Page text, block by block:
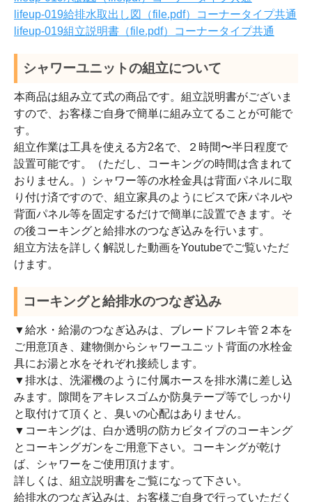
lifeup-019給排水取出し図（file.pdf）コーナータイプ共通
lifeup-019組立説明書（file.pdf）コーナータイプ共通
シャワーユニットの組立について
本商品は組み立て式の商品です。組立説明書がございま
すので、お客様ご自身で簡単に組み立てることが可能で
す。
組立作業は工具を使える方2名で、２時間〜半日程度で
設置可能です。（ただし、コーキングの時間は含まれて
おりません。）シャワー等の水栓金具は背面パネルに取
り付け済ですので、組立家具のようにビスで床パネルや
背面パネル等を固定するだけで簡単に設置できます。そ
の後コーキングと給排水のつなぎ込みを行います。
組立方法を詳しく解説した動画をYoutubeでご覧いただ
けます。
コーキングと給排水のつなぎ込み
▼給水・給湯のつなぎ込みは、ブレードフレキ管２本を
ご用意頂き、建物側からシャワーユニット背面の水栓金
具にお湯と水をそれぞれ接続します。
▼排水は、洗濯機のように付属ホースを排水溝に差し込
みます。隙間をアキレスゴムか防臭テープ等でしっかり
と取付けて頂くと、臭いの心配はありません。
▼コーキングは、白か透明の防カビタイプのコーキング
とコーキングガンをご用意下さい。コーキングが乾け
ば、シャワーをご使用頂けます。
詳しくは、組立説明書をご覧になって下さい。
給排水のつなぎ込みは、お客様ご自身で行っていただく